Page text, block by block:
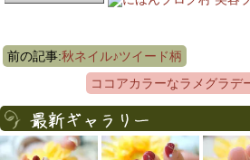
前の記事:秋ネイル♪ツイード柄
ココアカラーなラメグラ